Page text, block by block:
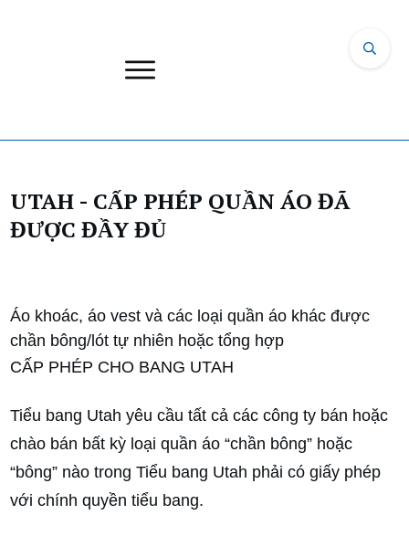
UTAH - CẤP PHÉP QUẦN ÁO ĐÃ
ĐƯỢC ĐẦY ĐỦ
Áo khoác, áo vest và các loại quần áo khác được
chần bông/lót tự nhiên hoặc tổng hợp
CẤP PHÉP CHO BANG UTAH
Tiểu bang Utah yêu cầu tất cả các công ty bán hoặc
chào bán bất kỳ loại quần áo “chần bông” hoặc
“bông” nào trong Tiểu bang Utah phải có giấy phép
với chính quyền tiểu bang.